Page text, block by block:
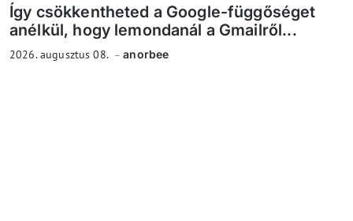
Így csökkentheted a Google-függőséget
anélkül, hogy lemondanál a Gmailről...
2026. augusztus 08. anorbee